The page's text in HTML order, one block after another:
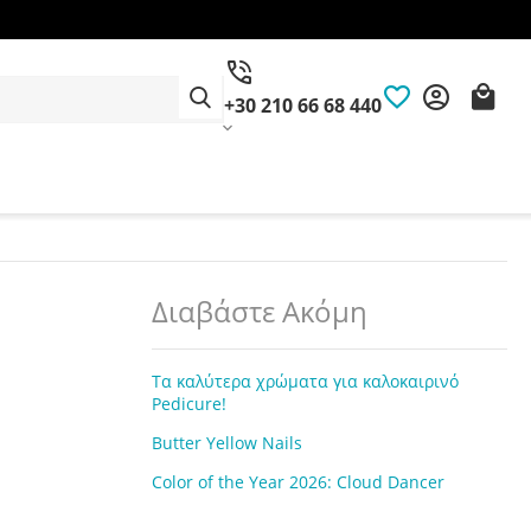
+30 210 66 68 440
Διαβάστε Ακόμη
Τα καλύτερα χρώματα για καλοκαιρινό
Pedicure!
Butter Yellow Nails
Color of the Year 2026: Cloud Dancer